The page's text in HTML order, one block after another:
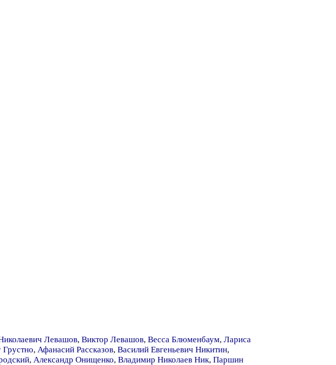
Левашов, Виктор Левашов, Весса Блюменбаум, Лариса
, Афанасий Рассказов, Василий Евгеньевич Никитин,
, Александр Онищенко, Владимир Николаев Ник, Паршин